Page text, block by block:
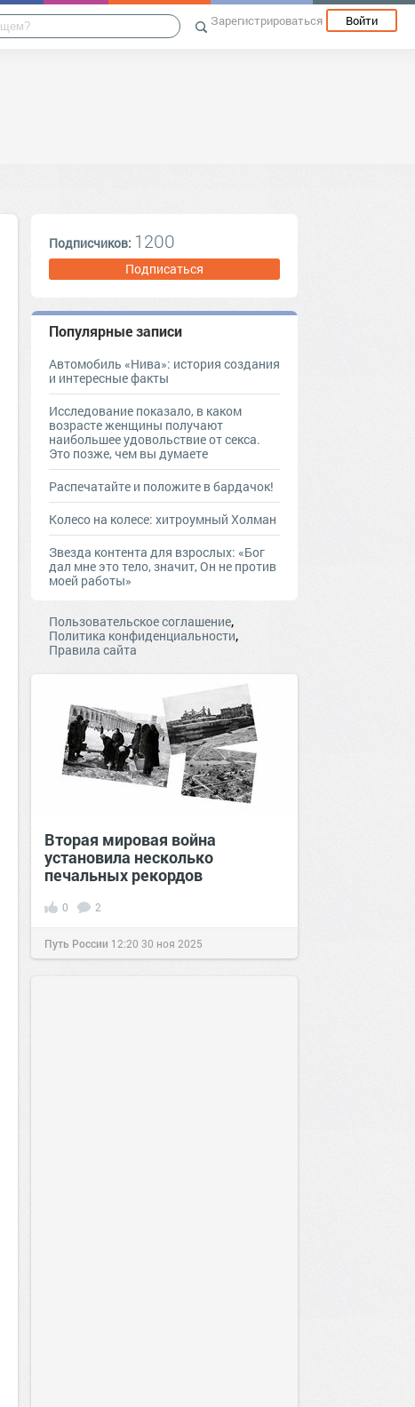
Зарегистрироваться Войти
Подписчиков: 1200
Подписаться
Популярные записи
Автомобиль «Нива»: история создания
и интересные факты
Исследование показало, в каком
возрасте женщины получают
наибольшее удовольствие от секса.
Это позже, чем вы думаете
Распечатайте и положите в бардачок!
Колесо на колесе: хитроумный Холман
Звезда контента для взрослых: «Бог
дал мне это тело, значит, Он не против
моей работы»
Пользовательское соглашение,
Политика конфиденциальности,
Правила сайта
Вторая мировая война
установила несколько
печальных рекордов
0 2
Путь России 12:20 30 ноя 2025